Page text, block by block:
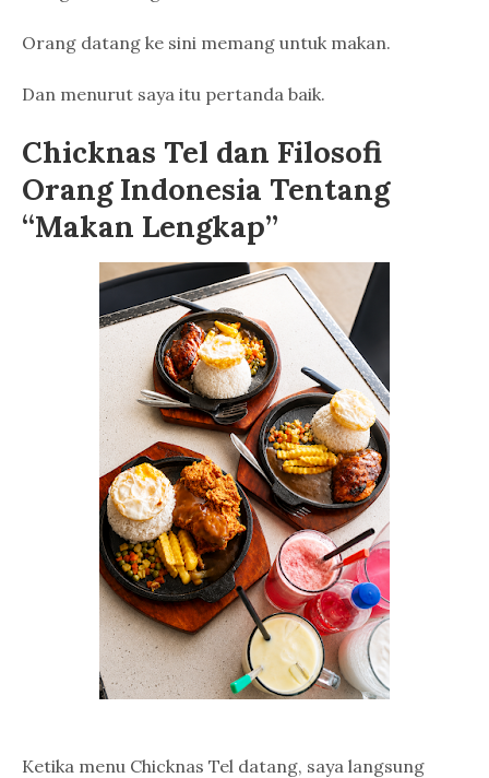
Orang datang ke sini memang untuk makan.
Dan menurut saya itu pertanda baik.
Chicknas Tel dan Filosofi
Orang Indonesia Tentang
“Makan Lengkap”
Ketika menu Chicknas Tel datang, saya langsung